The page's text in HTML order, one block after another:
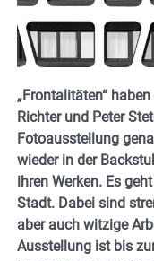
„Frontalitäten“
Richter und Peter
Fotoausstellung
wieder in der
ihren Werken. Es
Stadt. Dabei sind
aber auch witzige
Ausstellung ist bis